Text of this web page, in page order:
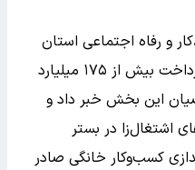
و رفاه اجتماعی استان
تهران در گفت و گو با ایسنا، از پرداخت بیش از ۱۷۵ میلیارد
این بخش خبر داد و
اشتغال‌زا در بستر
مجوز راه‌اندازی کسب‌وکار خانگی صادر